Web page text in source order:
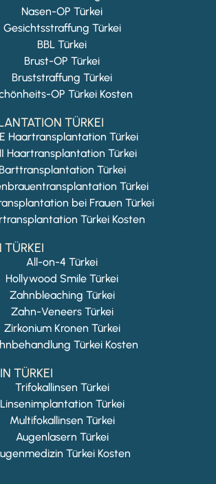
Nasen-OP Türkei
Gesichtsstraffung Türkei
BBL Türkei
Brust-OP Türkei
Bruststraffung Türkei
OP Türkei Kosten
TÜRKEI
Haartransplantation Türkei
Haartransplantation Türkei
Barttransplantation Türkei
Türkei
bei Frauen Türkei
Türkei Kosten
All-on-4 Türkei
Hollywood Smile Türkei
Zahnbleaching Türkei
Zahn-Veneers Türkei
Zirkonium Kronen Türkei
Türkei Kosten
TÜRKEI
Trifokallinsen Türkei
Linsenimplantation Türkei
Multifokallinsen Türkei
Augenlasern Türkei
Türkei Kosten